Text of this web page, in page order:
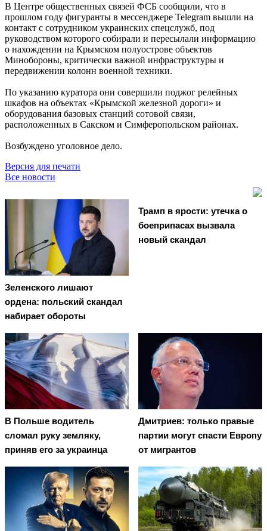
В Центре общественных связей ФСБ сообщили, что в
прошлом году фигуранты в мессенджере Telegram вышли на
контакт с сотрудником украинских спецслужб, под
руководством которого собирали и пересылали информацию
о нахождении на Крымском полуострове объектов
Минобороны, критически важной инфраструктуры и
передвижении колонн военной техники.
По указанию куратора они совершили поджог релейных
шкафов на объектах «Крымской железной дороги» и
оборудования базовых станций сотовой связи,
расположенных в Сакском и Симферопольском районах.
Возбуждено уголовное дело.
Версия для печати
Все новости
Зеленского лишают
ордена: польский скандал
набирает обороты
Трамп в ярости: утечка о
боеприпасах вызвала
новый скандал
В Польше водитель
сломал руку земляку,
приняв его за украинца
Дмитриев: только правые
партии могут спасти Европу
от мигрантов